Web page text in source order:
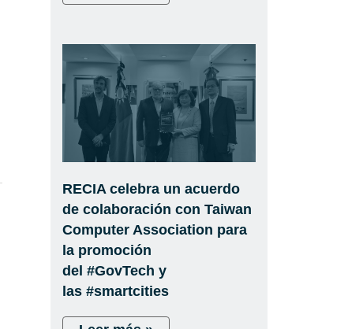
RECIA celebra un acuerdo
de colaboración con Taiwan
Computer Association para
la promoción
del #GovTech y
las #smartcities